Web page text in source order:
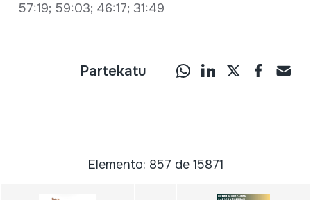
57:19; 59:03; 46:17; 31:49
Partekatu
Elemento: 857 de 15871